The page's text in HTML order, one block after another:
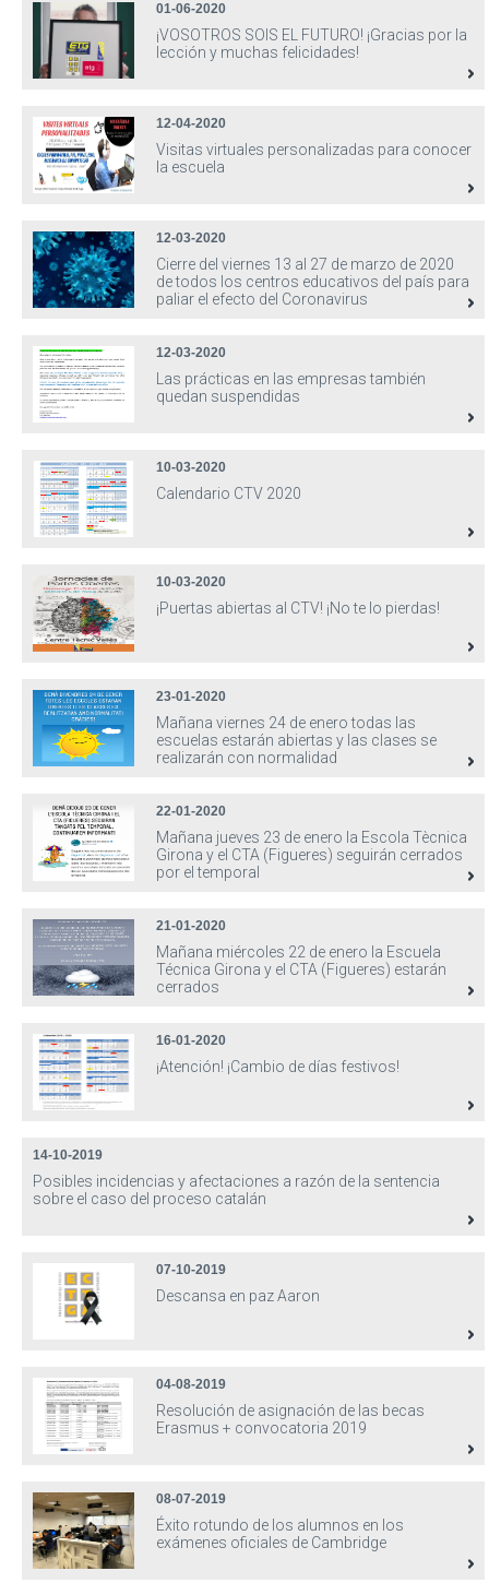
01-06-2020
¡VOSOTROS SOIS EL FUTURO! ¡Gracias por la
lección y muchas felicidades!
12-04-2020
Visitas virtuales personalizadas para conocer
la escuela
12-03-2020
Cierre del viernes 13 al 27 de marzo de 2020
de todos los centros educativos del país para
paliar el efecto del Coronavirus
12-03-2020
Las prácticas en las empresas también
quedan suspendidas
10-03-2020
Calendario CTV 2020
10-03-2020
¡Puertas abiertas al CTV! ¡No te lo pierdas!
23-01-2020
Mañana viernes 24 de enero todas las
escuelas estarán abiertas y las clases se
realizarán con normalidad
22-01-2020
Mañana jueves 23 de enero la Escola Tècnica
Girona y el CTA (Figueres) seguirán cerrados
por el temporal
21-01-2020
Mañana miércoles 22 de enero la Escuela
Técnica Girona y el CTA (Figueres) estarán
cerrados
16-01-2020
¡Atención! ¡Cambio de días festivos!
14-10-2019
Posibles incidencias y afectaciones a razón de la sentencia
sobre el caso del proceso catalán
07-10-2019
Descansa en paz Aaron
04-08-2019
Resolución de asignación de las becas
Erasmus + convocatoria 2019
08-07-2019
Éxito rotundo de los alumnos en los
exámenes oficiales de Cambridge